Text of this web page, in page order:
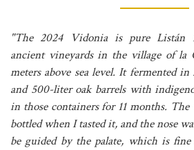
"The 2024 Vidonia is pure Listán
ancient vineyards in the village of la
meters above sea level. It fermented
and 500-liter oak barrels with
in those containers for 11 months.
bottled when I tasted it, and the nose
be guided by the palate, which is